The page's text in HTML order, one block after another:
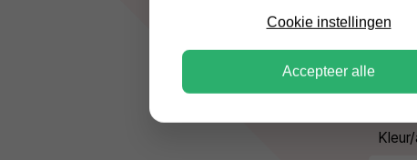
Cookie instellingen
Accepteer alle